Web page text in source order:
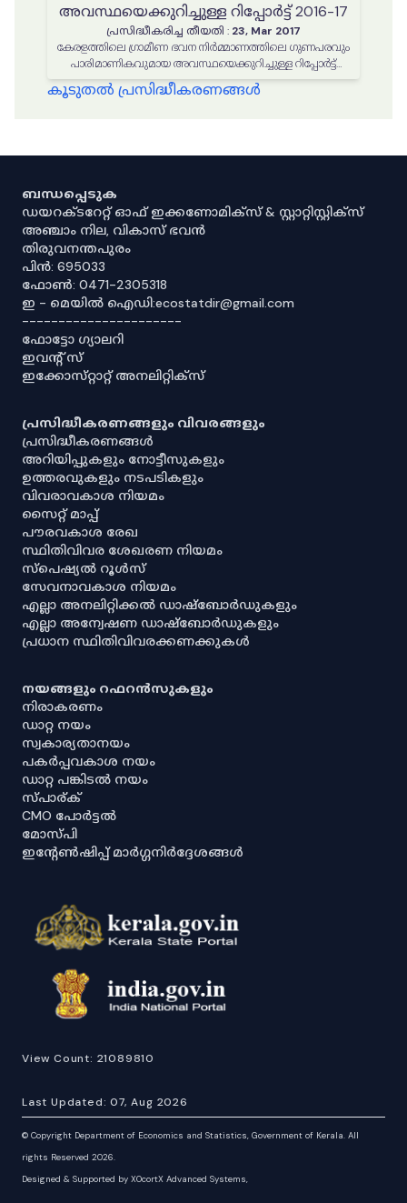
അവസ്ഥയെക്കുറിച്ചുള്ള റിപ്പോർട്ട് 2016-17
പ്രസിദ്ധീകരിച്ച തീയതി : 23, Mar 2017
കേരളത്തിലെ ഗ്രാമീണ ഭവന നിര്‍മ്മാണത്തിലെ ഗുണപരവും
പാരിമാണികവുമായ അവസ്ഥയെക്കുറിച്ചുള്ള റിപ്പോർട്ട്
2016-17
കൂടുതൽ പ്രസിദ്ധീകരണങ്ങൾ
ബന്ധപ്പെടുക
ഡയറക്ടറേറ്റ് ഓഫ് ഇക്കണോമിക്സ് & സ്റ്റാറ്റിസ്റ്റിക്സ്
അഞ്ചാം നില, വികാസ് ഭവൻ
തിരുവനന്തപുരം
പിൻ: 695033
ഫോൺ: 0471-2305318
ഇ - മെയിൽ ഐഡി:ecostatdir@gmail.com
----------------------
ഫോട്ടോ ഗ്യാലറി
ഇവൻ്റ് സ്
ഇക്കോസ്‌റ്റാറ്റ് അനലിറ്റിക്‌സ്
പ്രസിദ്ധീകരണങ്ങളും വിവരങ്ങളും
പ്രസിദ്ധീകരണങ്ങൾ
അറിയിപ്പുകളും നോട്ടീസുകളും
ഉത്തരവുകളും നടപടികളും
വിവരാവകാശ നിയമം
സൈറ്റ് മാപ്പ്
പൗരവകാശ രേഖ
സ്ഥിതിവിവര ശേഖരണ നിയമം
സ്‌പെഷ്യൽ റൂൾസ്
സേവനാവകാശ നിയമം
എല്ലാ അനലിറ്റിക്കൽ ഡാഷ്‌ബോർഡുകളും
എല്ലാ അന്വേഷണ ഡാഷ്‌ബോർഡുകളും
പ്രധാന സ്ഥിതിവിവരക്കണക്കുകൾ
നയങ്ങളും റഫറൻസുകളും
നിരാകരണം
ഡാറ്റ നയം
സ്വകാര്യതാനയം
പകർപ്പവകാശ നയം
ഡാറ്റ പങ്കിടൽ നയം
സ്പാര്ക്
CMO പോർട്ടൽ
മോസ്പി
ഇൻ്റേൺഷിപ്പ് മാർഗ്ഗനിർദ്ദേശങ്ങൾ
View Count: 21089810
Last Updated:07, Aug 2026
© Copyright Department of Economics and Statistics, Government of Kerala. All
rights Reserved 2026.
Designed & Supported by XOcortX Advanced Systems,